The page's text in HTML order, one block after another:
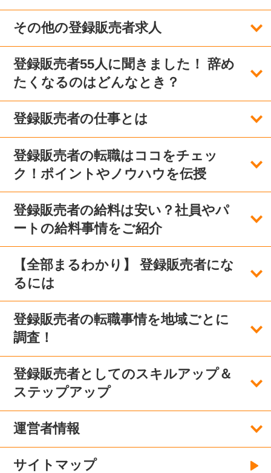
その他の登録販売者求人
登録販売者55人に聞きました！ 辞め
たくなるのはどんなとき？
登録販売者の仕事とは
登録販売者の転職はココをチェッ
ク！ポイントやノウハウを伝授
登録販売者の給料は安い？社員やパ
ートの給料事情をご紹介
【全部まるわかり】 登録販売者にな
るには
登録販売者の転職事情を地域ごとに
調査！
登録販売者としてのスキルアップ＆
ステップアップ
運営者情報
サイトマップ